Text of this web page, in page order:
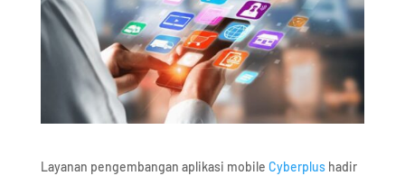
Layanan pengembangan aplikasi mobile Cyberplus hadir